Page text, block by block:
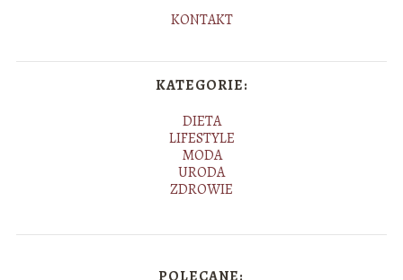
KONTAKT
KATEGORIE:
DIETA
LIFESTYLE
MODA
URODA
ZDROWIE